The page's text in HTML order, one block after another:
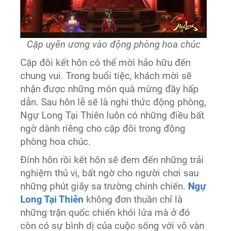
Cặp uyên ương vào động phòng hoa chúc
Cặp đôi kết hôn có thể mời hảo hữu đến
chung vui. Trong buổi tiệc, khách mời sẽ
nhận được những món quà mừng đầy hấp
dẫn. Sau hôn lễ sẽ là nghi thức động phòng,
Ngự Long Tại Thiên luôn có những điều bất
ngờ dành riêng cho cặp đôi trong động
phòng hoa chúc.
Đính hôn rồi kết hôn sẽ đem đến những trải
nghiệm thú vị, bất ngờ cho người chơi sau
những phút giây sa trường chinh chiến. Ngự
Long Tại Thiên không đơn thuần chỉ là
những trận quốc chiến khói lửa mà ở đó
còn có sự bình dị của cuộc sống với vô vàn